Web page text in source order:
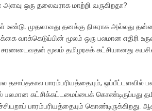
ஒரு தலைவராக மாற்றி வருகிறதா?
உண்டு. முதலாவது தனக்கு நிகராக அல்லது
வாக்கெடுப்பின் மூலம் ஒரு பலமான எதிரி
மூலம் தமிழரசுக் கட்சியானது
தசாப்தகால பாரம்பரியத்தையும், ஒப்பீட்டளவில்
கட்சிக்கட்டமைப்பைக் கொண்டிருப்பது
பாரம்பரியத்தையும் கொண்டிருக்கிறது.